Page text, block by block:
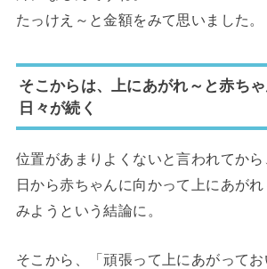
たっけえ～と金額をみて思いました。
そこからは、上にあがれ～と赤ち
日々が続く
位置があまりよくないと言われてか
日から赤ちゃんに向かって上にあが
みようという結論に。
そこから、「頑張って上にあがって